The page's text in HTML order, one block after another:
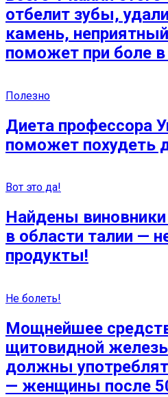
отбелит зубы,
камень,
поможет при боле в
Полезно
Диета профессора
поможет похудеть
Вот это да!
Найдены
в области талии —
продукты!
Не болеть!
Мощнейшее
щитовидной
должны
— женщины после